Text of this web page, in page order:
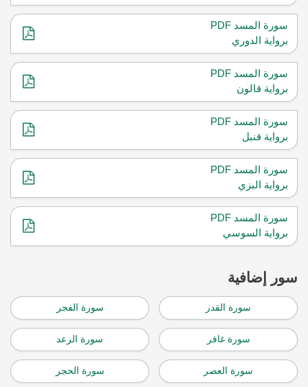
سورة المسد PDF
برواية الدوري
سورة المسد PDF
برواية قالون
سورة المسد PDF
برواية قنبل
سورة المسد PDF
برواية البزي
سورة المسد PDF
برواية السوسي
سور إضافية
سورة القدر سورة الفجر
سورة غافر سورة الرعد
سورة العصر سورة الحجر